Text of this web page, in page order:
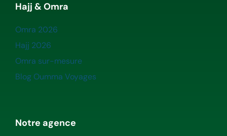
Hajj & Omra
Omra 2026
Hajj 2026
Omra sur-mesure
Blog Oumma Voyages
Notre agence